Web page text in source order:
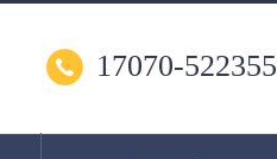
17070-522355